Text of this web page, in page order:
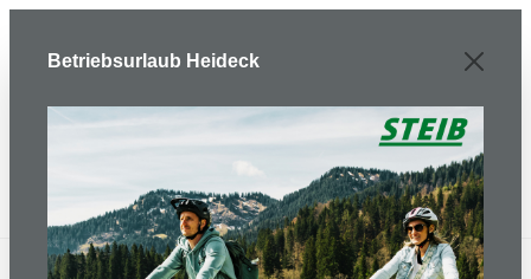
Betriebsurlaub Heideck